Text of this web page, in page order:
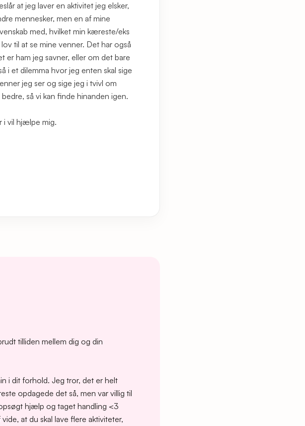
at jeg laver en aktivitet jeg elsker,
mennesker, men en af mine
med, hvilket min kæreste/eks
til at se mine venner. Det har også
er ham jeg savner, eller om det bare
i et dilemma hvor jeg enten skal sige
jeg ser og sige jeg i tvivl om
så vi kan finde hinanden igen.
i vil hjælpe mig.
tilliden mellem dig og din
i dit forhold. Jeg tror, det er helt
opdagede det så, men var villig til
hjælp og taget handling <3
at du skal lave flere aktiviteter,